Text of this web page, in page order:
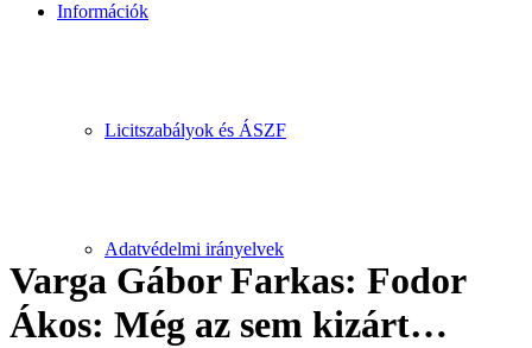
Információk
Licitszabályok és ÁSZF
Adatvédelmi irányelvek
Varga Gábor Farkas: Fodor
Ákos: Még az sem kizárt…